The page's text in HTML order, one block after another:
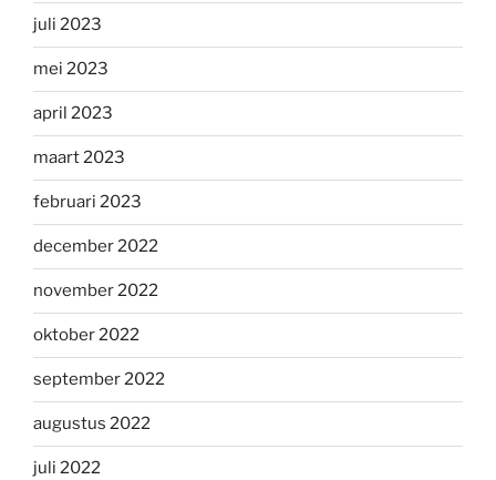
juli 2023
mei 2023
april 2023
maart 2023
februari 2023
december 2022
november 2022
oktober 2022
september 2022
augustus 2022
juli 2022